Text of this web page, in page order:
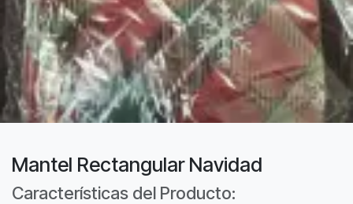
Mantel Rectangular Navidad
Características del Producto: